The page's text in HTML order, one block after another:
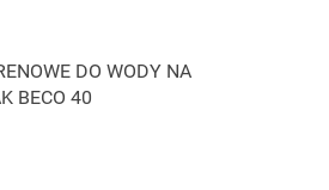
DO WODY NA
BECO 40